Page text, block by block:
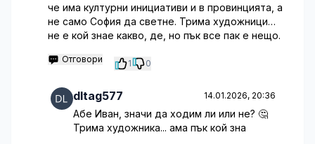
че има културни инициативи и в провинцията, а
не само София да светне. Трима художници…
не е кой знае какво, де, но пък все пак е нещо.
Отговори 1 0
dltag577 14.01.2026, 20:36
Абе Иван, значи да ходим ли или не? 🤔
Трима художника... ама пък кой зна